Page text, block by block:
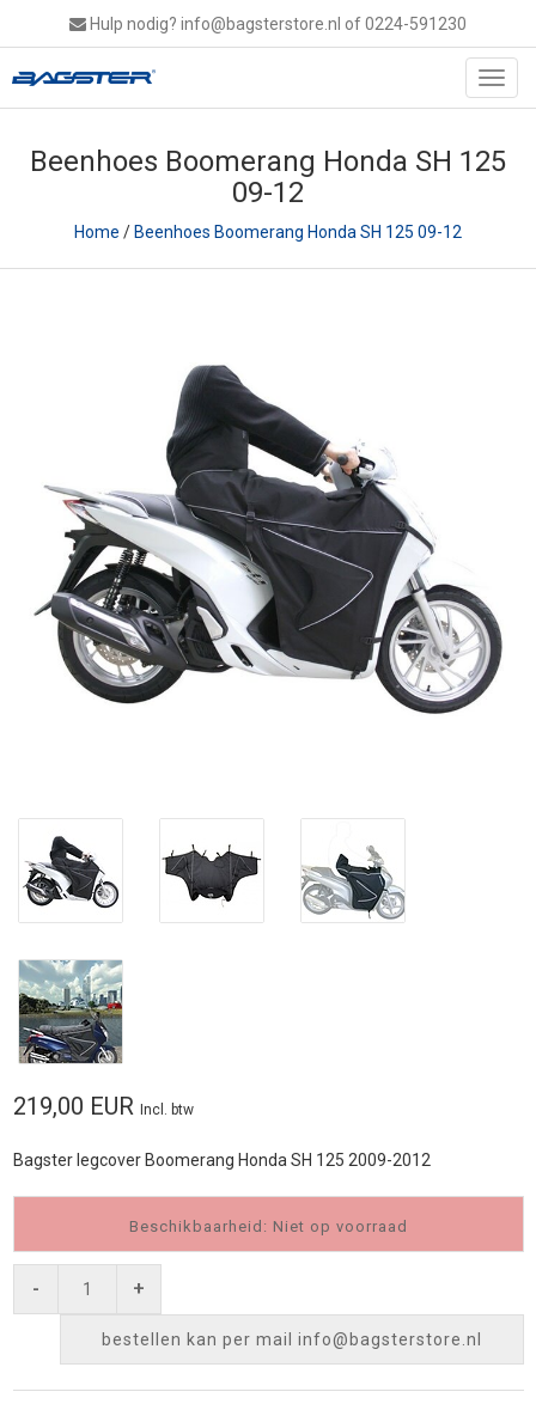
Hulp nodig? info@bagsterstore.nl of 0224-591230
Beenhoes Boomerang Honda SH 125
09-12
Home /Beenhoes Boomerang Honda SH 125 09-12
219,00 EUR Incl. btw
Bagster legcover Boomerang Honda SH 125 2009-2012
Beschikbaarheid: Niet op voorraad
- +
bestellen kan per mail info@bagsterstore.nl